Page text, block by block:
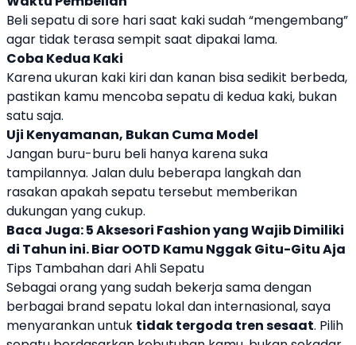
Beli sepatu di sore hari saat kaki sudah “mengembang”
agar tidak terasa sempit saat dipakai lama.
Coba Kedua Kaki
Karena ukuran kaki kiri dan kanan bisa sedikit berbeda,
pastikan kamu mencoba sepatu di kedua kaki, bukan
satu saja.
Uji Kenyamanan, Bukan Cuma Model
Jangan buru-buru beli hanya karena suka
tampilannya. Jalan dulu beberapa langkah dan
rasakan apakah sepatu tersebut memberikan
dukungan yang cukup.
Baca Juga:5 Aksesori Fashion yang Wajib Dimiliki
di Tahun ini. Biar OOTD Kamu Nggak Gitu-Gitu Aja
Tips Tambahan dari Ahli Sepatu
Sebagai orang yang sudah bekerja sama dengan
berbagai brand sepatu lokal dan internasional, saya
menyarankan untuk tidak tergoda tren sesaat. Pilih